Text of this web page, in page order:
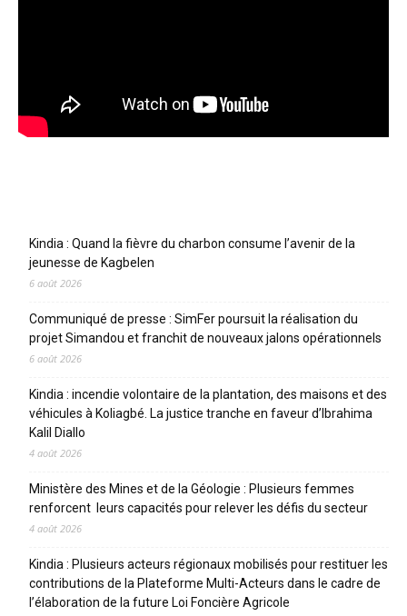
Kindia : Quand la fièvre du charbon consume l’avenir de la
jeunesse de Kagbelen
6 août 2026
Communiqué de presse : SimFer poursuit la réalisation du
projet Simandou et franchit de nouveaux jalons opérationnels
6 août 2026
Kindia : incendie volontaire de la plantation, des maisons et des
véhicules à Koliagbé. La justice tranche en faveur d’Ibrahima
Kalil Diallo
4 août 2026
Ministère des Mines et de la Géologie : Plusieurs femmes
renforcent leurs capacités pour relever les défis du secteur
4 août 2026
Kindia : Plusieurs acteurs régionaux mobilisés pour restituer les
contributions de la Plateforme Multi-Acteurs dans le cadre de
l’élaboration de la future Loi Foncière Agricole